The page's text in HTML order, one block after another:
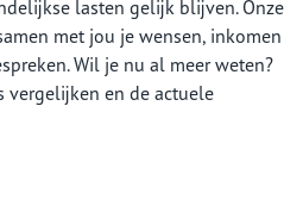
lasten gelijk blijven. Onze
met jou je wensen, inkomen
Wil je nu al meer weten?
vergelijken en de actuele